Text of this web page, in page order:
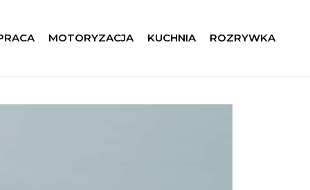
MOTORYZACJA KUCHNIA ROZRYWKA